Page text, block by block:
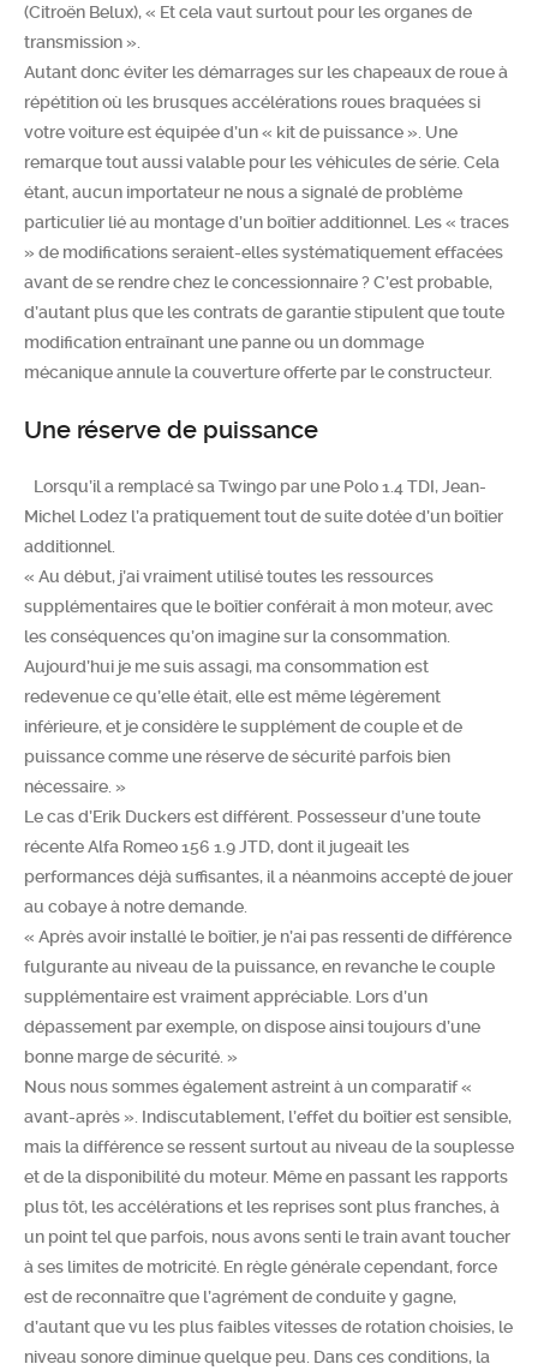
(Citroën Belux), « Et cela vaut surtout pour les organes de
transmission ».
Autant donc éviter les démarrages sur les chapeaux de roue à
répétition où les brusques accélérations roues braquées si
votre voiture est équipée d’un « kit de puissance ». Une
remarque tout aussi valable pour les véhicules de série. Cela
étant, aucun importateur ne nous a signalé de problème
particulier lié au montage d’un boîtier additionnel. Les « traces
» de modifications seraient-elles systématiquement effacées
avant de se rendre chez le concessionnaire ? C’est probable,
d’autant plus que les contrats de garantie stipulent que toute
modification entraînant une panne ou un dommage
mécanique annule la couverture offerte par le constructeur.
Une réserve de puissance
Lorsqu’il a remplacé sa Twingo par une Polo 1.4 TDI, Jean-
Michel Lodez l’a pratiquement tout de suite dotée d’un boîtier
additionnel.
« Au début, j’ai vraiment utilisé toutes les ressources
supplémentaires que le boîtier conférait à mon moteur, avec
les conséquences qu’on imagine sur la consommation.
Aujourd’hui je me suis assagi, ma consommation est
redevenue ce qu’elle était, elle est même légèrement
inférieure, et je considère le supplément de couple et de
puissance comme une réserve de sécurité parfois bien
nécessaire. »
Le cas d’Erik Duckers est différent. Possesseur d’une toute
récente Alfa Romeo 156 1.9 JTD, dont il jugeait les
performances déjà suffisantes, il a néanmoins accepté de jouer
au cobaye à notre demande.
« Après avoir installé le boîtier, je n’ai pas ressenti de différence
fulgurante au niveau de la puissance, en revanche le couple
supplémentaire est vraiment appréciable. Lors d’un
dépassement par exemple, on dispose ainsi toujours d’une
bonne marge de sécurité. »
Nous nous sommes également astreint à un comparatif «
avant-après ». Indiscutablement, l’effet du boîtier est sensible,
mais la différence se ressent surtout au niveau de la souplesse
et de la disponibilité du moteur. Même en passant les rapports
plus tôt, les accélérations et les reprises sont plus franches, à
un point tel que parfois, nous avons senti le train avant toucher
à ses limites de motricité. En règle générale cependant, force
est de reconnaître que l’agrément de conduite y gagne,
d’autant que vu les plus faibles vitesses de rotation choisies, le
niveau sonore diminue quelque peu. Dans ces conditions, la